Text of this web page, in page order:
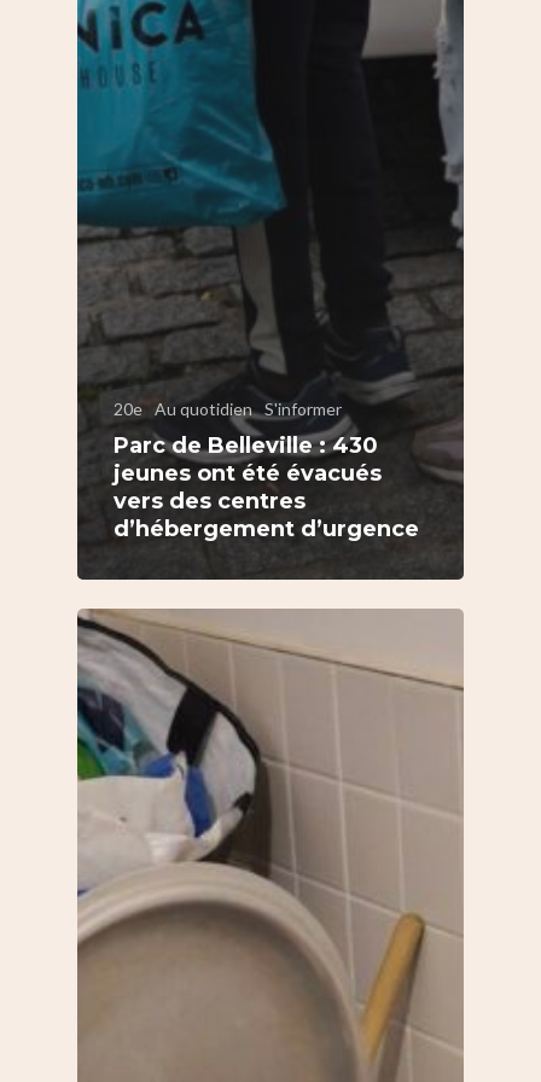
20e Au quotidien S'informer
Parc de Belleville : 430
jeunes ont été évacués
vers des centres
d’hébergement d’urgence